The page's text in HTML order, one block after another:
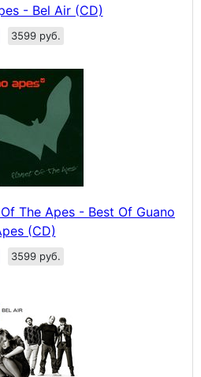
- Bel Air (CD)
3599 руб.
The Apes - Best Of Guano
(CD)
3599 руб.